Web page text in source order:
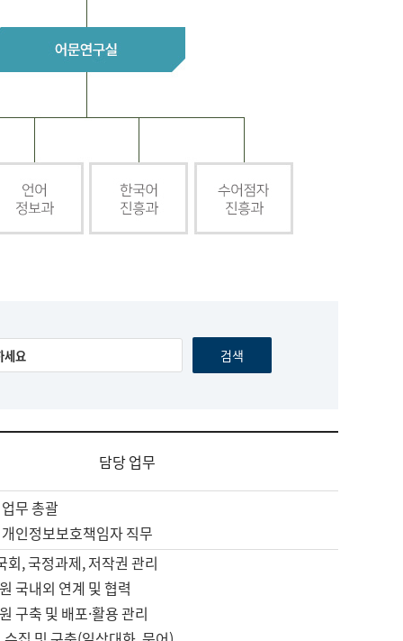
담당 업무
무 총괄
인정보보호책임자 직무
회, 국정과제, 저작권 관리
국내외 연계 및 협력
구축 및 배포·활용 관리